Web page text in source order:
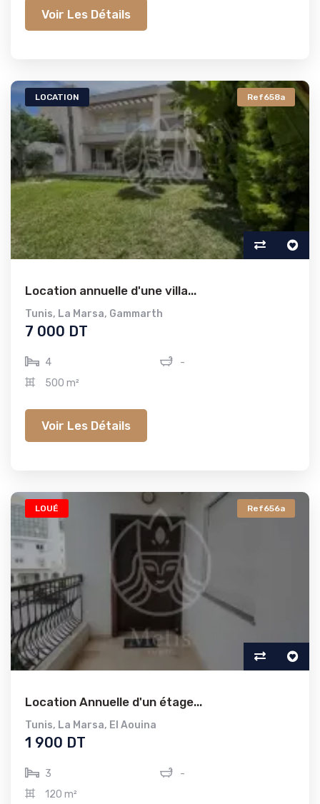
Voir Les Détails
LOCATION Ref658a
Location annuelle d'une villa...
Tunis, La Marsa, Gammarth
7 000 DT
4
-
500 m²
Voir Les Détails
LOUÉ Ref656a
Location Annuelle d'un étage...
Tunis, La Marsa, El Aouina
1 900 DT
3
-
120 m²